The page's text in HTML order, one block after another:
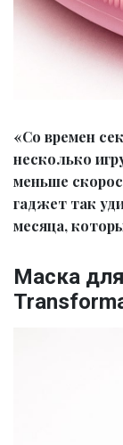
«Со времен
несколько
меньше
гаджет так
месяца,
Маска